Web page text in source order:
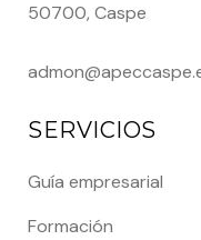
50700, Caspe
SERVICIOS
Guía empresarial
Formación